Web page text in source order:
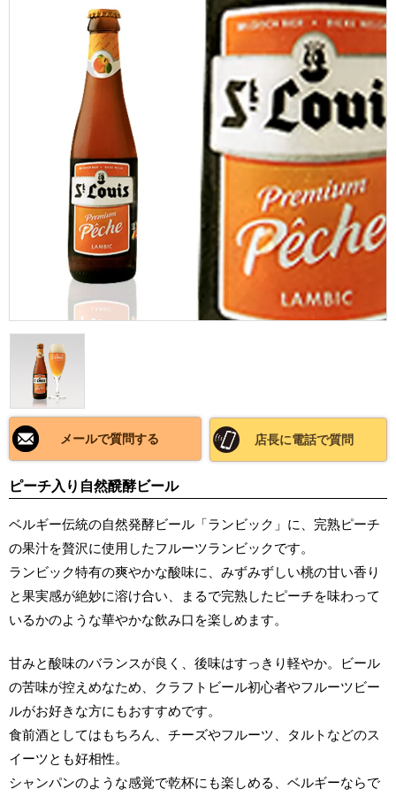
メールで質問する 店長に電話で質問
ピーチ入り自然醗酵ビール
ベルギー伝統の自然発酵ビール「ランビック」に、完熟ピーチ
の果汁を贅沢に使用したフルーツランビックです。
ランビック特有の爽やかな酸味に、みずみずしい桃の甘い香り
と果実感が絶妙に溶け合い、まるで完熟したピーチを味わって
いるかのような華やかな飲み口を楽しめます。
甘みと酸味のバランスが良く、後味はすっきり軽やか。ビール
の苦味が控えめなため、クラフトビール初心者やフルーツビー
ルがお好きな方にもおすすめです。
食前酒としてはもちろん、チーズやフルーツ、タルトなどのス
イーツとも好相性。
シャンパンのような感覚で乾杯にも楽しめる、ベルギーならで